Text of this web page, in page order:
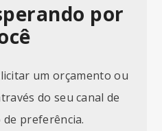
por
um orçamento ou
do seu canal de
de preferência.